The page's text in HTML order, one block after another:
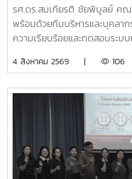
รศ.ดร.สมเกียรติ ชัยพิบูลย์ คณ
พร้อมด้วยทีมบริหารและบุคลา
ความเรียบร้อยและทดสอบระ
การประชุม Onsite, Online แล
:https://
:https://
4 สิงหาคม 2569 | 106